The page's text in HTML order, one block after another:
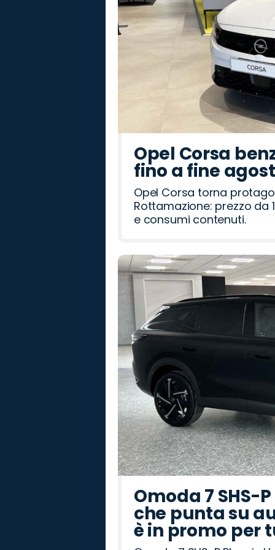
Opel Corsa
fino a fine
Opel Corsa torna
Rottamazione: prezzo da
e consumi contenuti.
Omoda 7 SHS-
che punta su
è in promo per